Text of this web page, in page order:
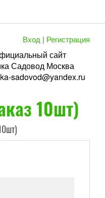
Вход | Регистрация
сайт
Садовод Москва
sadovod@yandex.ru
10шт)